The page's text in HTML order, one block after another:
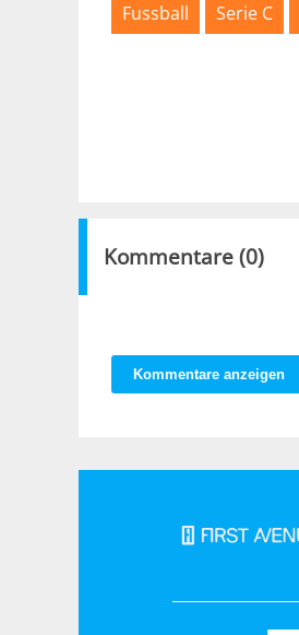
Fussball Serie C
Kommentare (0)
Kommentare anzeigen